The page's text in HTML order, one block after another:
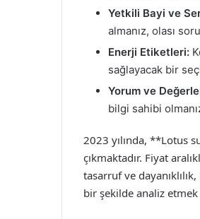
Yetkili Bayi ve
almanız, olası
Enerji Etiketleri:
sağlayacak bir
Yorum ve
bilgi sahibi
2023 yılında, **Lotus
çıkmaktadır. Fiyat
tasarruf ve
bir şekilde analiz etmek